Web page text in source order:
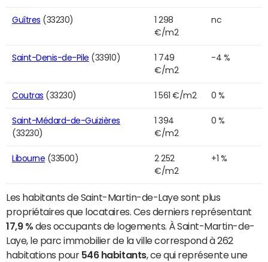
Guîtres (33230)
1 298
€/m2
nc
Saint-Denis-de-Pile (33910)
1 749
€/m2
-4 %
Coutras (33230) 1 561 €/m2 0 %
Saint-Médard-de-Guizières
(33230)
1 394
€/m2
0 %
Libourne (33500)
2 252
€/m2
+1 %
Les habitants de Saint-Martin-de-Laye sont plus
propriétaires que locataires. Ces derniers représentant
17,9 % des occupants de logements. À Saint-Martin-de-
Laye, le parc immobilier de la ville correspond à 262
habitations pour 546 habitants, ce qui représente une